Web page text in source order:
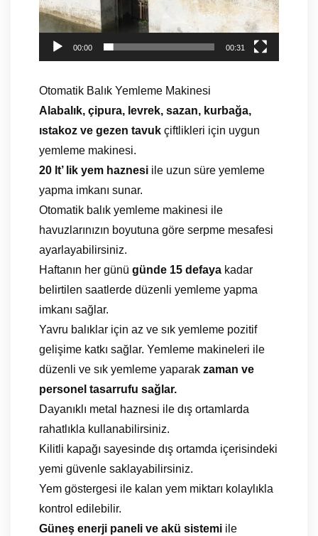
i
l
B
a
Y
m
l
m
e
M
a
e
i
d
e
t
t
00:00 00:31
Otomatik Balık Yemleme Makinesi
Alabalık, çipura, levrek, sazan, kurbağa,
ıstakoz ve gezen tavuk çiftlikleri için uygun
yemleme makinesi.
20 lt’ lik yem haznesi ile uzun süre yemleme
yapma imkanı sunar.
Otomatik balık yemleme makinesi ile
havuzlarınızın boyutuna göre serpme mesafesi
ayarlayabilirsiniz.
Haftanın her günü günde 15 defaya kadar
belirtilen saatlerde düzenli yemleme yapma
imkanı sağlar.
Yavru balıklar için az ve sık yemleme pozitif
gelişime katkı sağlar. Yemleme makineleri ile
düzenli ve sık yemleme yaparak zaman ve
personel tasarrufu sağlar.
Dayanıklı metal haznesi ile dış ortamlarda
rahatlıkla kullanabilirsiniz.
Kilitli kapağı sayesinde dış ortamda içerisindeki
yemi güvenle saklayabilirsiniz.
Yem göstergesi ile kalan yem miktarı kolaylıkla
kontrol edilebilir.
Güneş enerji paneli ve akü sistemi ile